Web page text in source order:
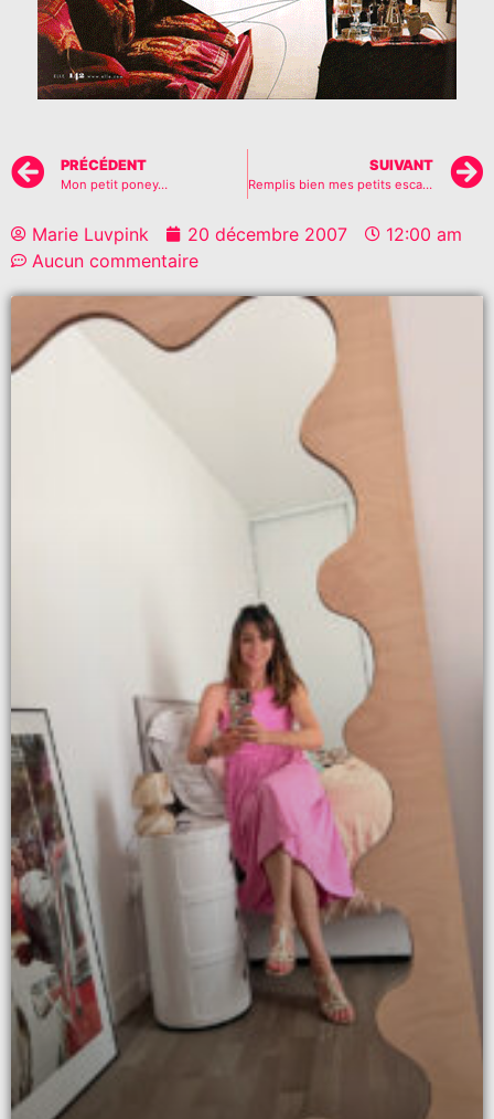
PRÉCÉDENT
Mon petit poney…
SUIVANT
Remplis bien mes petits escarpins…
Marie Luvpink 20 décembre 2007
12:00 am
Aucun commentaire